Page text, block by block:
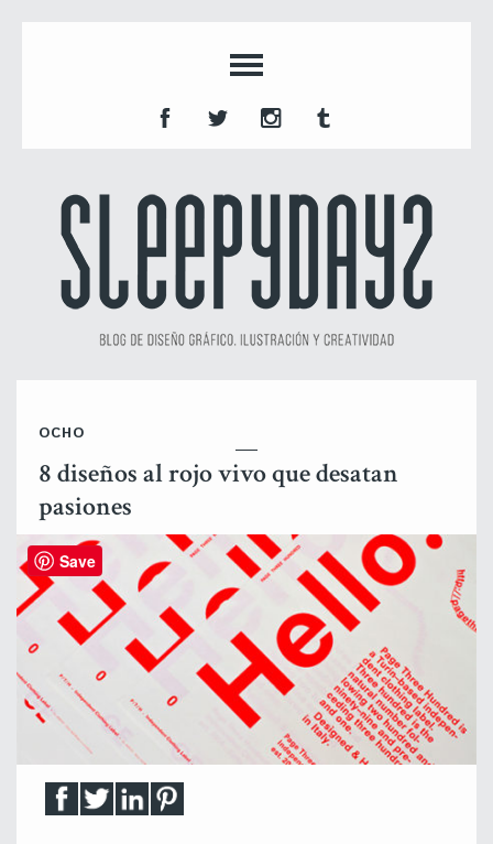
OCHO
8 diseños al rojo vivo que desatan
pasiones
Save